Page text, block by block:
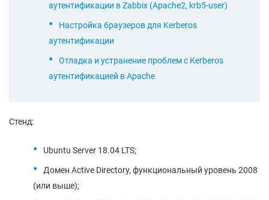
аутентификации в Zabbix (Apache2, krb5-user)
Настройка браузеров для Kerberos
аутентификации
Отладка и устранение проблем c Kerberos
аутентификацией в Apache
Стенд:
Ubuntu Server 18.04 LTS;
Домен Active Directory, функциональный уровень 2008
(или выше);